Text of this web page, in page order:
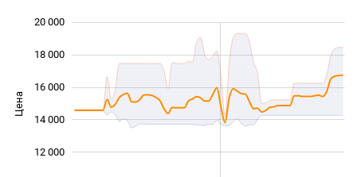
Цена
12 000
14 000
16 000
18 000
20 000